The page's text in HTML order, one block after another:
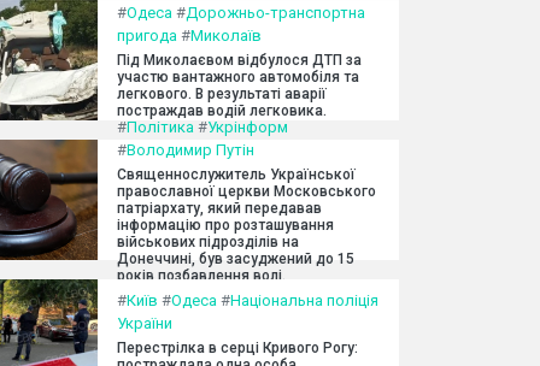
#Одеса #Дорожньо-транспортна
пригода #Миколаїв
Під Миколаєвом відбулося ДТП за
участю вантажного автомобіля та
легкового. В результаті аварії
постраждав водій легковика.
#Політика #Укрінформ
#Володимир Путін
Священнослужитель Української
православної церкви Московського
патріархату, який передавав
інформацію про розташування
військових підрозділів на
Донеччині, був засуджений до 15
років позбавлення волі.
#Київ #Одеса #Національна поліція
України
Перестрілка в серці Кривого Рогу: